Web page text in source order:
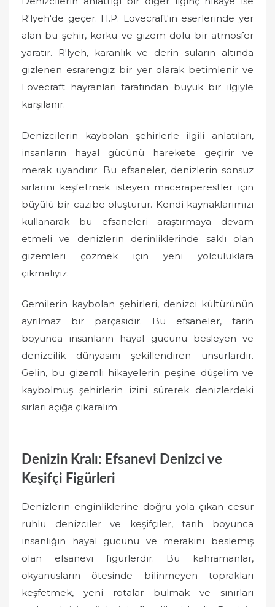
R'lyeh'de geçer. H.P. Lovecraft'ın eserlerinde yer
alan bu şehir, korku ve gizem dolu bir atmosfer
yaratır. R'lyeh, karanlık ve derin suların altında
gizlenen esrarengiz bir yer olarak betimlenir ve
Lovecraft hayranları tarafından büyük bir ilgiyle
karşılanır.
Denizcilerin kaybolan şehirlerle ilgili anlatıları,
insanların hayal gücünü harekete geçirir ve
merak uyandırır. Bu efsaneler, denizlerin sonsuz
sırlarını keşfetmek isteyen maceraperestler için
büyülü bir cazibe oluşturur. Kendi kaynaklarımızı
kullanarak bu efsaneleri araştırmaya devam
etmeli ve denizlerin derinliklerinde saklı olan
gizemleri çözmek için yeni yolculuklara
çıkmalıyız.
Gemilerin kaybolan şehirleri, denizci kültürünün
ayrılmaz bir parçasıdır. Bu efsaneler, tarih
boyunca insanların hayal gücünü besleyen ve
denizcilik dünyasını şekillendiren unsurlardır.
Gelin, bu gizemli hikayelerin peşine düşelim ve
kaybolmuş şehirlerin izini sürerek denizlerdeki
sırları açığa çıkaralım.
Denizin Kralı: Efsanevi Denizci ve
Keşifçi Figürleri
Denizlerin enginliklerine doğru yola çıkan cesur
ruhlu denizciler ve keşifçiler, tarih boyunca
insanlığın hayal gücünü ve merakını beslemiş
olan efsanevi figürlerdir. Bu kahramanlar,
okyanusların ötesinde bilinmeyen toprakları
keşfetmek, yeni rotalar bulmak ve sınırları